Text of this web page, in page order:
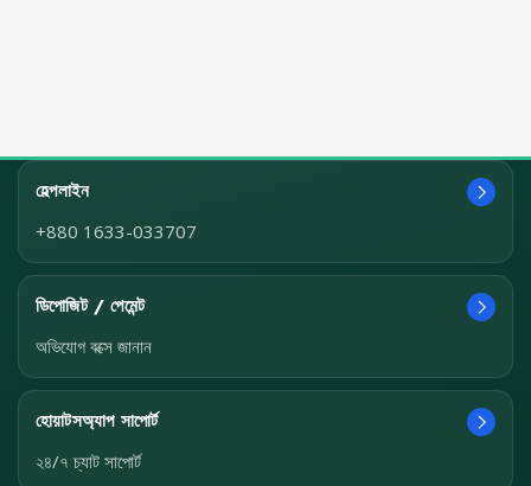
হেল্পলাইন
+880 1633-033707
ডিপোজিট / পেমেন্ট
অভিযোগ বক্সে জানান
হোয়াটসঅ্যাপ সাপোর্ট
২৪/৭ চ্যাট সাপোর্ট